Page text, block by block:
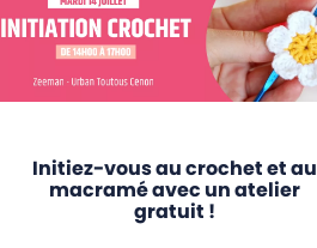
Initiez-vous au crochet et au
macramé avec un atelier
gratuit !